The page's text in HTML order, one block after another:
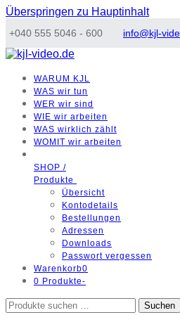
Überspringen zu Hauptinhalt
+040 555 5046 - 600 info@kjl-
WARUM
KJL
WAS wir tun
WER wir sind
WIE wir arbeiten
WAS wirklich zählt
WOMIT wir arbeiten
SHOP /
Produkte
Übersicht
Kontodetails
Bestellungen
Adressen
Downloads
Passwort vergessen
Warenkorb0
0 Produkte-
Suchen
Suchen